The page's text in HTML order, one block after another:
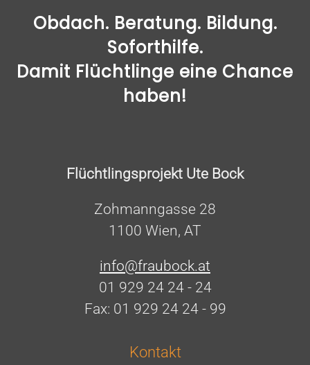
Obdach. Beratung. Bildung.
Soforthilfe.
Damit Flüchtlinge eine Chance
haben!
Flüchtlingsprojekt Ute Bock
Zohmanngasse 28
1100 Wien, AT
info@fraubock.at
01 929 24 24 - 24
Fax: 01 929 24 24 - 99
Kontakt